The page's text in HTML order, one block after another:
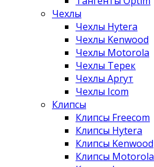
Чехлы
Чехлы Hytera
Чехлы Kenwood
Чехлы Motorola
Чехлы Терек
Чехлы Аргут
Чехлы Icom
Клипсы
Клипсы Freecom
Клипсы Hytera
Клипсы Kenwood
Клипсы Motorola